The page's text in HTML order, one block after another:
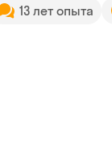
13 лет опыта